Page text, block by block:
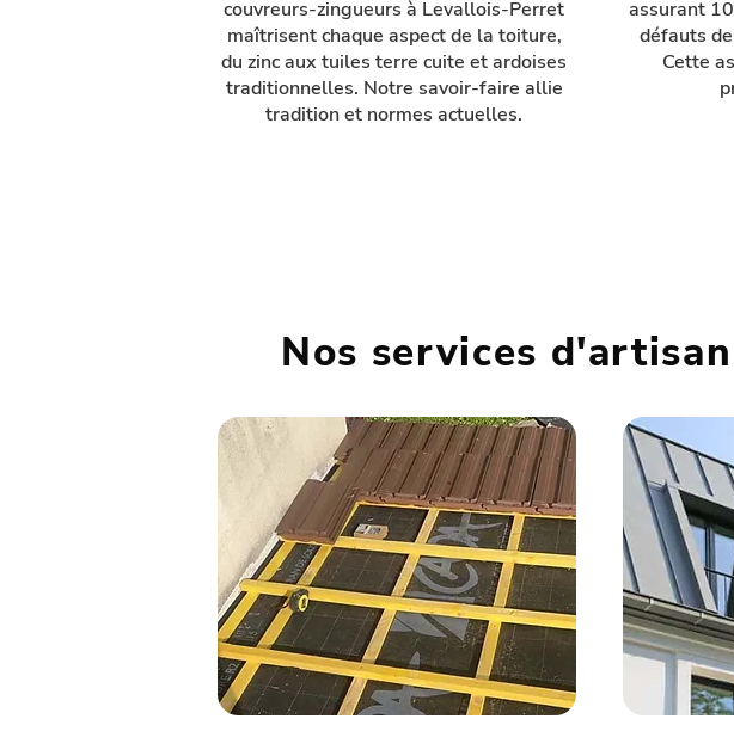
couvreurs-zingueurs à Levallois-Perret
maîtrisent chaque aspect de la toiture,
du zinc aux tuiles terre cuite et ardoises
traditionnelles. Notre savoir-faire allie
tradition et normes actuelles.
assurant
défauts
Cette
Nos services